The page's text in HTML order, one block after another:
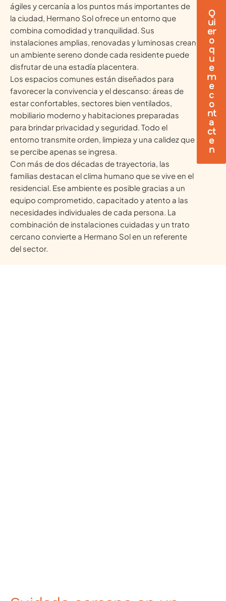
ágiles y cercanía a los puntos más importantes de
la ciudad, Hermano Sol ofrece un entorno que
combina comodidad y tranquilidad. Sus
instalaciones amplias, renovadas y luminosas crean
un ambiente sereno donde cada residente puede
disfrutar de una estadía placentera.
Los espacios comunes están diseñados para
favorecer la convivencia y el descanso: áreas de
estar confortables, sectores bien ventilados,
mobiliario moderno y habitaciones preparadas
para brindar privacidad y seguridad. Todo el
entorno transmite orden, limpieza y una calidez que
se percibe apenas se ingresa.
Con más de dos décadas de trayectoria, las
familias destacan el clima humano que se vive en el
residencial. Ese ambiente es posible gracias a un
equipo comprometido, capacitado y atento a las
necesidades individuales de cada persona. La
combinación de instalaciones cuidadas y un trato
cercano convierte a Hermano Sol en un referente
del sector.
Q
ui
er
o
q
u
e
m
e
c
o
nt
a
ct
e
n